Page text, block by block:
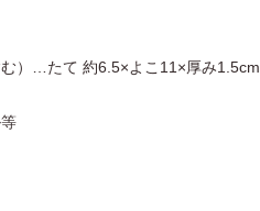
）…たて 約6.5×よこ11×厚み1.5cm